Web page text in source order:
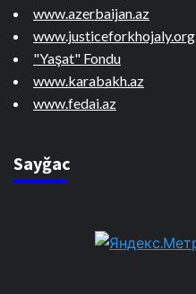
www.azerbaijan.az
www.justiceforkhojaly.org
"Yaşat" Fondu
www.karabakh.az
www.fedai.az
Sayğac